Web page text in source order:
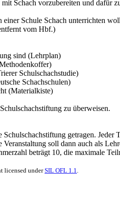
Schach vorzubereiten und dafür
Schule Schach unterrichten
vom Hbf.)
sind (Lehrplan)
Schulschachstudie)
Schachschulen)
(Materialkiste)
zu überweisen.
getragen.
soll dann auch als
beträgt 10, die maximale
licensed underSIL OFL 1.1